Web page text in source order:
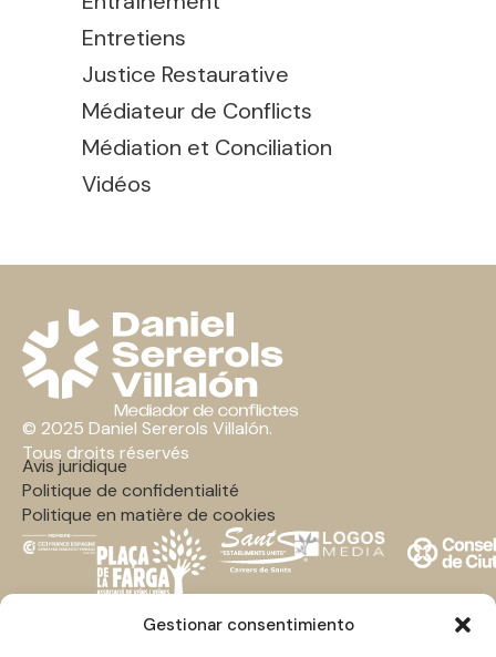
Gestionar consentimiento
Entretiens
Justice Restaurative
Médiateur de Conflicts
Médiation et Conciliation
Vidéos
© 2025 Daniel Sererols Villalón.
Tous droits réservés
Avis juridique
Politique de confidentialité
Politique en matière de cookies
Médiation des conflits